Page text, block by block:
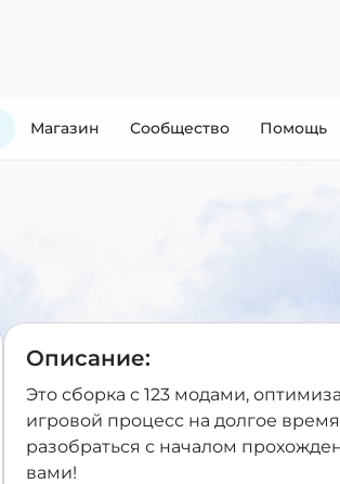
Магазин Сообщество Помощь
Описание:
Это сборка с 123 модами,
игровой процесс на долгое
разобраться с началом
вами!